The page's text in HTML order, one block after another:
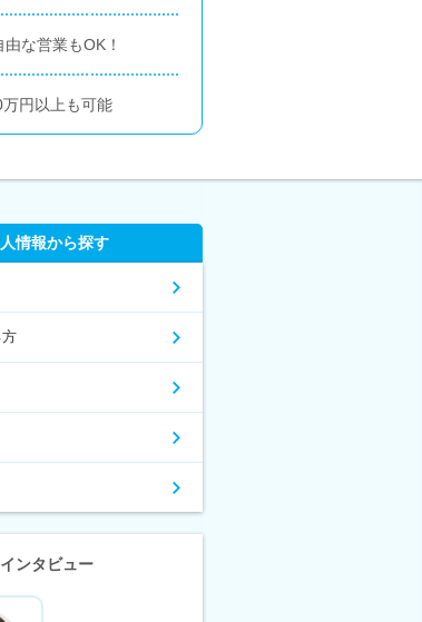
な営業もOK！
万円以上も可能
情報から探す
インタビュー